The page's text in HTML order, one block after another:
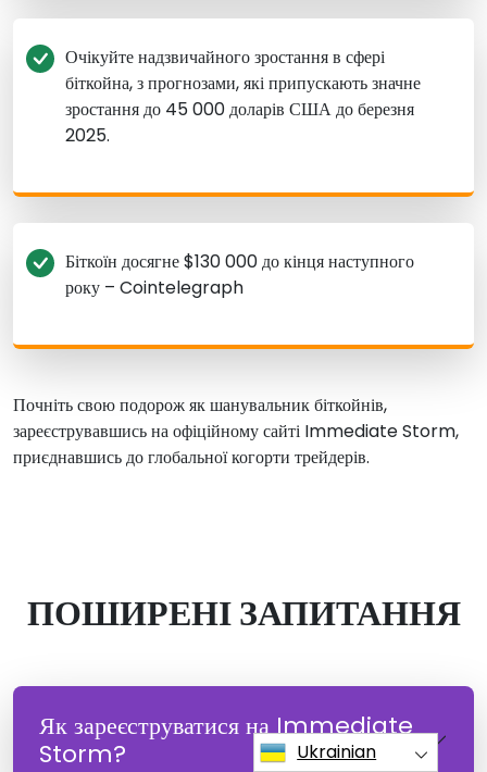
Очікуйте надзвичайного зростання в сфері
біткойна, з прогнозами, які припускають значне
зростання до 45 000 доларів США до березня
2025.
Біткоїн досягне $130 000 до кінця наступного
року – Cointelegraph
Почніть свою подорож як шанувальник біткойнів,
зареєструвавшись на офіційному сайті Immediate Storm,
приєднавшись до глобальної когорти трейдерів.
ПОШИРЕНІ ЗАПИТАННЯ
Як зареєструватися на Immediate
Storm?
Ukrainian